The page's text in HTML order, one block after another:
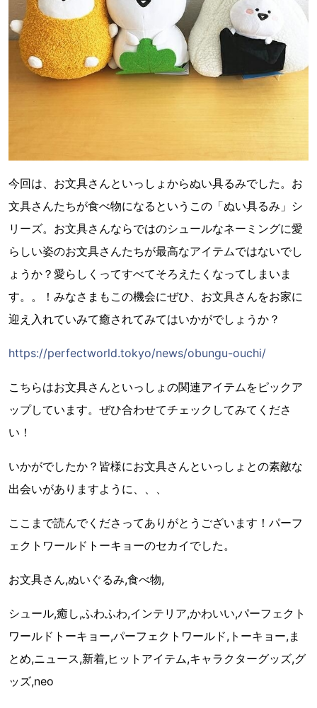
今回は、お文具さんといっしょからぬい具るみでした。お
文具さんたちが食べ物になるというこの「ぬい具るみ」シ
リーズ。お文具さんならではのシュールなネーミングに愛
らしい姿のお文具さんたちが最高なアイテムではないでし
ょうか？愛らしくってすべてそろえたくなってしまいま
す。。！みなさまもこの機会にぜひ、お文具さんをお家に
迎え入れていみて癒されてみてはいかがでしょうか？
https://perfectworld.tokyo/news/obungu-ouchi/
こちらはお文具さんといっしょの関連アイテムをピックア
ップしています。ぜひ合わせてチェックしてみてくださ
い！
いかがでしたか？皆様にお文具さんといっしょとの素敵な
出会いがありますように、、、
ここまで読んでくださってありがとうございます！パーフ
ェクトワールドトーキョーのセカイでした。
お文具さん,ぬいぐるみ,食べ物,
シュール,癒し,ふわふわ,インテリア,かわいい,パーフェクト
ワールドトーキョー,パーフェクトワールド,トーキョー,ま
とめ,ニュース,新着,ヒットアイテム,キャラクターグッズ,グ
ッズ,neo